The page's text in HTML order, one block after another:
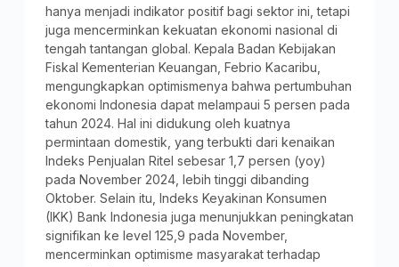
hanya menjadi indikator positif bagi sektor ini, tetapi
juga mencerminkan kekuatan ekonomi nasional di
tengah tantangan global. Kepala Badan Kebijakan
Fiskal Kementerian Keuangan, Febrio Kacaribu,
mengungkapkan optimismenya bahwa pertumbuhan
ekonomi Indonesia dapat melampaui 5 persen pada
tahun 2024. Hal ini didukung oleh kuatnya
permintaan domestik, yang terbukti dari kenaikan
Indeks Penjualan Ritel sebesar 1,7 persen (yoy)
pada November 2024, lebih tinggi dibanding
Oktober. Selain itu, Indeks Keyakinan Konsumen
(IKK) Bank Indonesia juga menunjukkan peningkatan
signifikan ke level 125,9 pada November,
mencerminkan optimisme masyarakat terhadap